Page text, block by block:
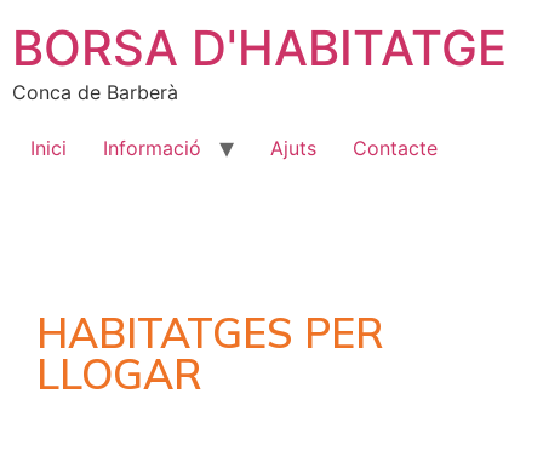
BORSA D'HABITATGE
Conca de Barberà
Inici Informació Ajuts Contacte
HABITATGES PER
LLOGAR